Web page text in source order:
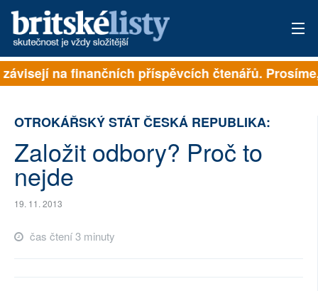
PŘIHLÁSIT
ROZHOVORY
TÉMATA
NEJČTENĚJŠÍ ZA 7 DNÍ
na finančních příspěvcích čtenářů.
OTROKÁŘSKÝ STÁT ČESKÁ REPUBLIKA:
Založit odbory? Proč to
nejde
19. 11. 2013
čas čtení 3 minuty